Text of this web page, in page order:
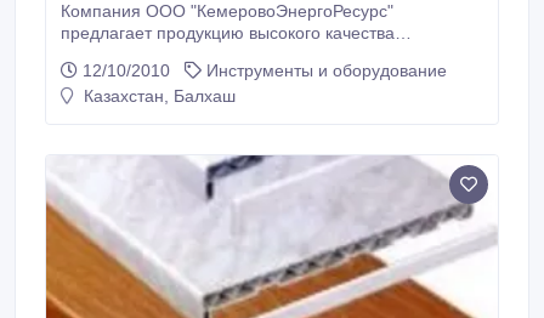
Компания ООО "КемеровоЭнергоРесурс"
предлагает продукцию высокого качества
ПС-120Б, ПСД-70Е, ШС-10, ШФ-20, ИО, ИОР и др.),
-полимерные изоляторы (ЛК-70/35, ЛК -70/110 и
12/10/2010
Инструменты и оборудование
Казахстан, Балхаш